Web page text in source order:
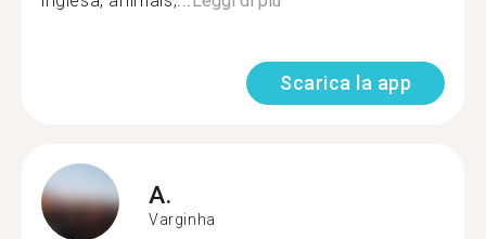
Scarica la app
A.
Varginha